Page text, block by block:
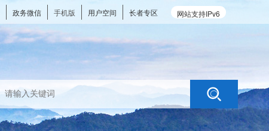
网站支持IPv6
政务微信 手机版 用户空间 长者专区